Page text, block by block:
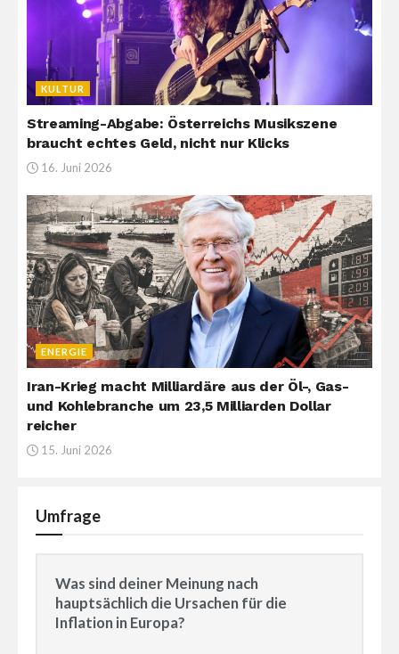
KULTUR
Streaming-Abgabe: Österreichs Musikszene
braucht echtes Geld, nicht nur Klicks
16. Juni 2026
ENERGIE
Iran-Krieg macht Milliardäre aus der Öl-, Gas-
und Kohlebranche um 23,5 Milliarden Dollar
reicher
15. Juni 2026
Umfrage
Was sind deiner Meinung nach
hauptsächlich die Ursachen für die
Inflation in Europa?